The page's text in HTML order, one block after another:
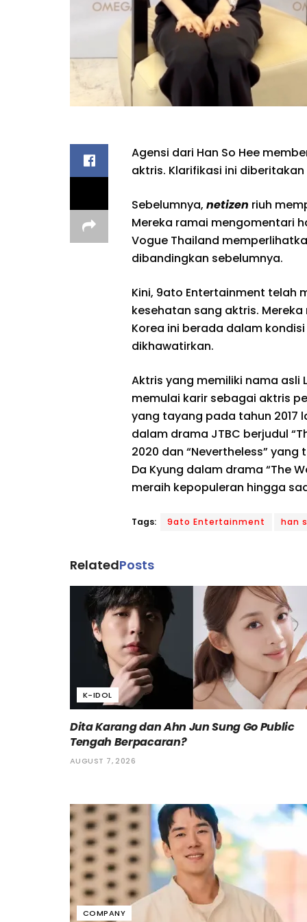
Agensi dari Han So Hee
aktris. Klarifikasi ini
Sebelumnya, netizen riuh
Mereka ramai mengomentari
Vogue Thailand
dibandingkan sebelumnya.
Kini, 9ato Entertainment telah
kesehatan sang aktris.
Korea ini berada dalam
dikhawatirkan.
Aktris yang memiliki nama asli
memulai karir sebagai aktris
yang tayang pada tahun 2017
dalam drama JTBC berjudul
2020 dan “Nevertheless”
Da Kyung dalam drama “The
meraih kepopuleran hingga
Tags: 9ato Entertainment han
RelatedPosts
K-IDOL
Dita Karang dan Ahn Jun Sung Go Public
Tengah Berpacaran?
AUGUST 7, 2026
COMPANY